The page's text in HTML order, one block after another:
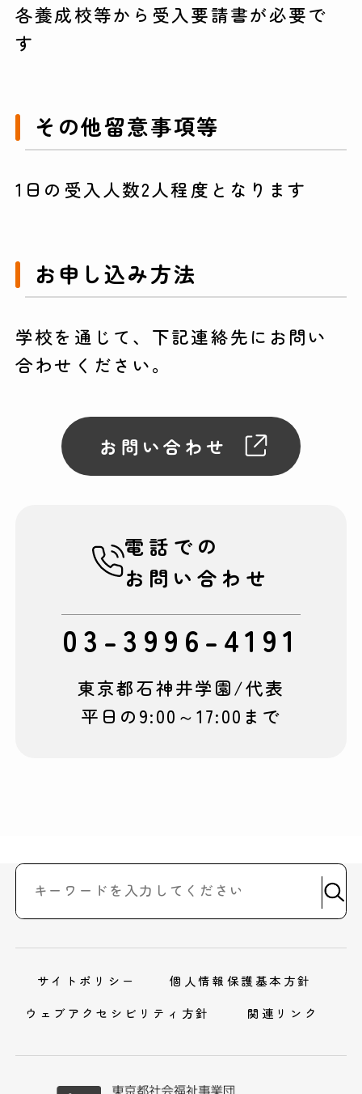
各養成校等から受入要請書が必要で
す
その他留意事項等
1日の受入人数2人程度となります
お申し込み方法
学校を通じて、下記連絡先にお問い
合わせください。
お問い合わせ
電話での
お問い合わせ
03-3996-4191
東京都石神井学園/代表
平日の9:00～17:00まで
サイトポリシー
個人情報保護基本方針
ウェブアクセシビリティ方針
関連リンク